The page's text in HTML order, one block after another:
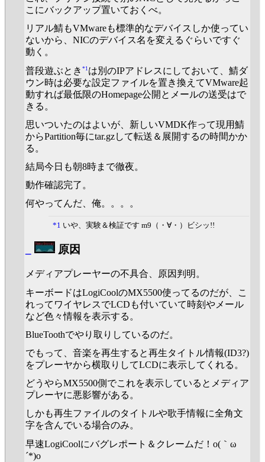
こにバックアップ置いておくべ。
リアル鯖もVMwareも標準的なデバイスしか使ってい
ないから、NICのデバイス名を変えるぐらいですぐ
動く。
普段遊ぶとき *1 は別のIPアドレスにしておいて、鯖ダ
ウン時は必要な設定ファイルを置き換えてVMware起
動すれば最低限のHomepage公開とメールの送受はで
きる。
思いついたのはよいが、新しいVMDK作って現用鯖
からPartition毎にtar.gzして転送＆展開するの時間かか
る。
結局今日も朝8時まで徹夜。
動作確認完了。
何やってんだ、俺。。。。
*1 いや、実験＆検証です m9（・∀・）ビシッ!!
原因
メディアプレーヤーの不具合、原因判明。
キーボードはLogiCoolのMX5500使ってるのだが、こ
れってワイヤレスでLCDも付いていて時刻やメール
など色々情報を表示する。
BlueToothでやり取りしているのだ。
でもって、音楽を再生すると再生タイトル情報(ID3?)
をプレーヤから横取りしてLCDに表示してくれる。
どうやらMX5500側でこれを表示しているとメディア
プレーヤに悪影響がある。
しかも再生ファイルのタイトルや歌手情報に全角文
字を含んでいる場合のみ。
早速LogiCoolにバグレポート＆クレームだ！o(｀ω
´*)o